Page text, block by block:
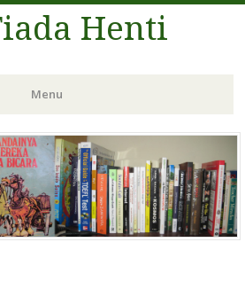
Henti
Menu